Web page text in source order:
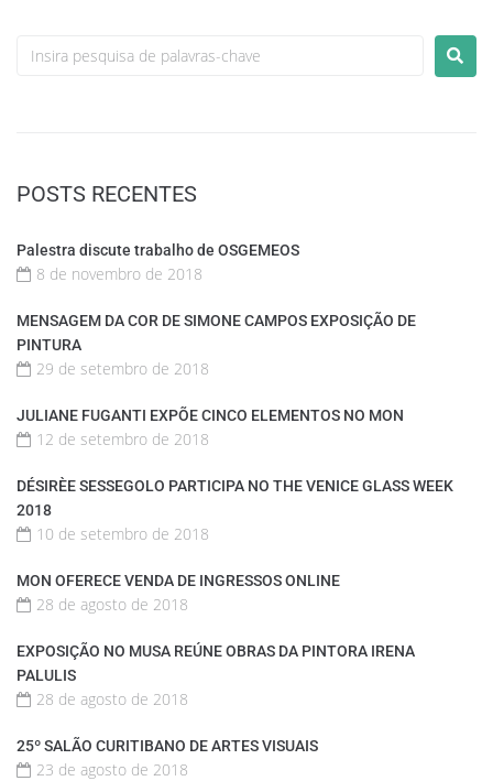
POSTS RECENTES
Palestra discute trabalho de OSGEMEOS
8 de novembro de 2018
MENSAGEM DA COR DE SIMONE CAMPOS EXPOSIÇÃO DE
PINTURA
29 de setembro de 2018
JULIANE FUGANTI EXPÕE CINCO ELEMENTOS NO MON
12 de setembro de 2018
DÉSIRÈE SESSEGOLO PARTICIPA NO THE VENICE GLASS WEEK
2018
10 de setembro de 2018
MON OFERECE VENDA DE INGRESSOS ONLINE
28 de agosto de 2018
EXPOSIÇÃO NO MUSA REÚNE OBRAS DA PINTORA IRENA
PALULIS
28 de agosto de 2018
25º SALÃO CURITIBANO DE ARTES VISUAIS
23 de agosto de 2018